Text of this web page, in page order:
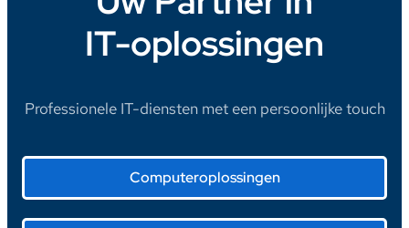
IT-oplossingen
Professionele IT-diensten met een persoonlijke touch
Computeroplossingen